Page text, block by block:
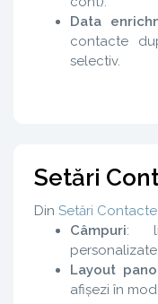
Data
contacte
selectiv.
Setări
Din Setări Contacte
Câmpuri:
Layout
afișezi în